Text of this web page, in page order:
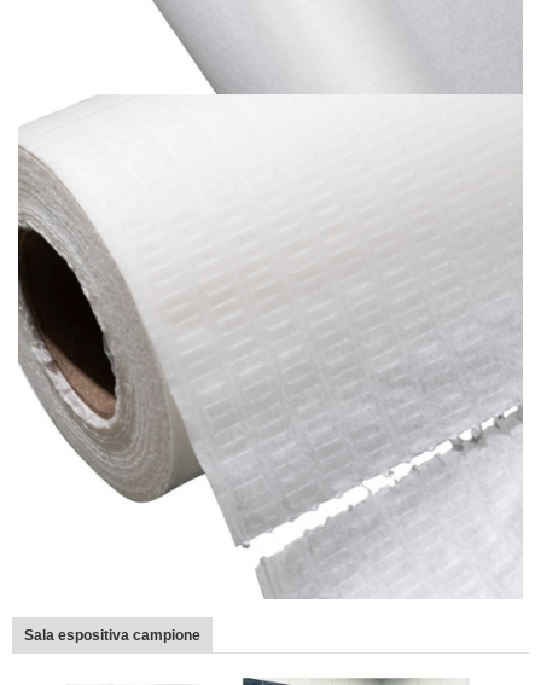
Sala espositiva campione